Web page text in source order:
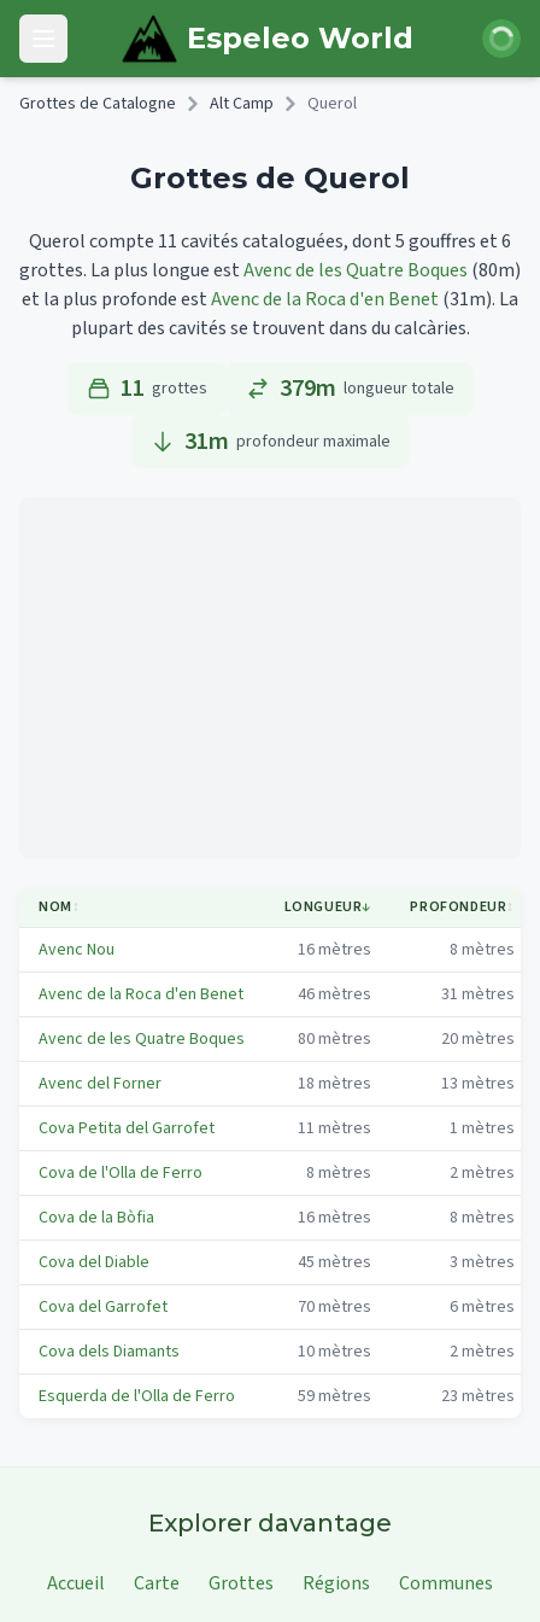
Skip to main content
Open main menu Espeleo World
Grottes de Catalogne Alt Camp Querol
Grottes de Querol
Querol compte 11 cavités cataloguées, dont 5 gouffres et 6
grottes. La plus longue estAvenc de les Quatre Boques (80m)
et la plus profonde estAvenc de la Roca d'en Benet (31m). La
plupart des cavités se trouvent dans du calcàries.
11 grottes 379m longueur totale
31m profondeur maximale
NOM ↕ LONGUEUR↓ PROFONDEUR↕
Avenc Nou 16mètres 8 mètres
Avenc de la Roca d'en Benet
46mètres 31 mètres
Avenc de les Quatre Boques
80mètres 20mètres
Avenc del Forner
18 mètres 13 mètres
Cova Petita del Garrofet
11 mètres 1 mètres
Cova de l'Olla de Ferro
8 mètres 2mètres
Cova de la Bòfia
16mètres 8 mètres
Cova del Diable
45 mètres 3 mètres
Cova del Garrofet
70mètres 6mètres
Cova dels Diamants
10mètres 2mètres
Esquerda de l'Olla de Ferro
59mètres 23 mètres
Explorer davantage
Accueil Carte Grottes Régions
Communes